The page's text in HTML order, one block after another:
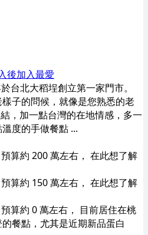
後加入最愛
台北大稻埕創立第一家門市。
子的問候，就像是您熟悉的老
，加一點台灣的在地情感，多一
度的手做餐點 ...
算約 200 萬左右， 在此想了解
算約 150 萬左右， 在此想了解
算約 0 萬左右， 目前居住在桃
餐點，尤其是近期新品蛋白